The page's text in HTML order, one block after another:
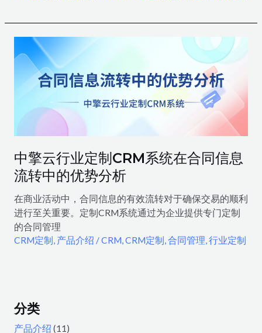
中擎云行业定制CRM系统在合同信息
流转中的优势分析
在商业活动中，合同信息的有效流转对于确保交易的顺利
进行至关重要。定制CRM系统通过为企业提供专门定制
的合同管理
CRM定制, 产品介绍 /CRM,CRM定制,合同管理,行业定制
分类
产品介绍 (11)